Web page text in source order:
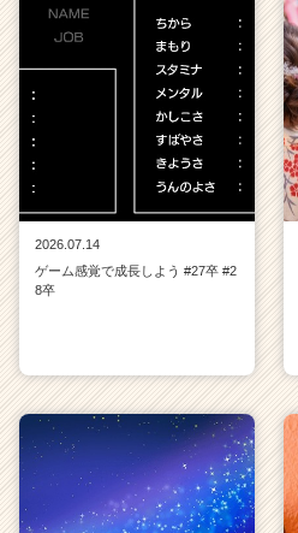
2026.07.14
ゲーム感覚で成長しよう #27卒 #2
8卒